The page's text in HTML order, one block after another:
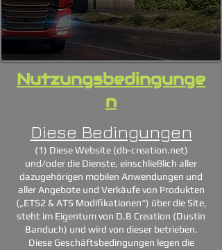
Nutzungsbedingunge
n
Diese Bedingungen
(1) Diese Website (db-creation.net)
und/oder die Dienste, einschließlich aller
dazugehörigen mobilen Anwendungen und
aller Angebote und Verkäufe von Produkten
(„ETS2 & ATS Modifikationen“) über die Site,
steht im Eigentum von D.B Creation (Dustin
Banduch) und wird von dieser betrieben.
Diese Geschäftsbedingungen legen die